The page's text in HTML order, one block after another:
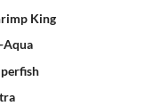
King
Aqua